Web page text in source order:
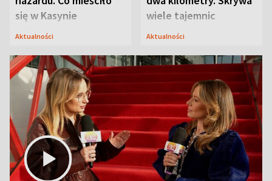
się w Kasynie
Oficerskim?
Aktualności
wiele tajemnic
Aktualności